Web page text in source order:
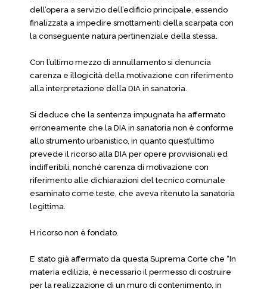
dell’opera a servizio dell’edificio principale, essendo
finalizzata a impedire smottamenti della scarpata con
la conseguente natura pertinenziale della stessa.
Con l’ultimo mezzo di annullamento si denuncia
carenza e illogicità della motivazione con riferimento
alla interpretazione della DIA in sanatoria.
Si deduce che la sentenza impugnata ha affermato
erroneamente che la DIA in sanatoria non è conforme
allo strumento urbanistico, in quanto quest’ultimo
prevede il ricorso alla DIA per opere provvisionali ed
indifferibili, nonché carenza di motivazione con
riferimento alle dichiarazioni del tecnico comunale
esaminato come teste, che aveva ritenuto la sanatoria
legittima.
H ricorso non è fondato.
E’ stato già affermato da questa Suprema Corte che “In
materia edilizia, è necessario il permesso di costruire
per la realizzazione di un muro di contenimento, in